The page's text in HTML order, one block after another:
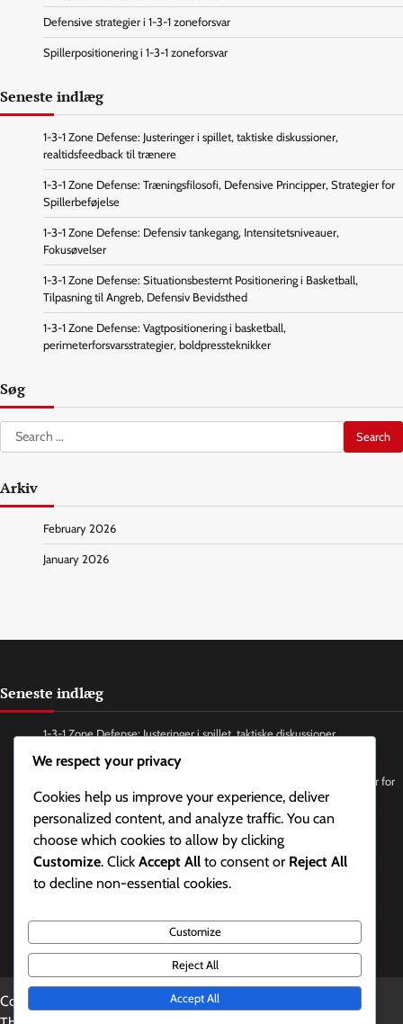
Defensive strategier i 1-3-1 zoneforsvar
Spillerpositionering i 1-3-1 zoneforsvar
Seneste indlæg
1-3-1 Zone Defense: Justeringer i spillet, taktiske diskussioner,
realtidsfeedback til trænere
1-3-1 Zone Defense: Træningsfilosofi, Defensive Principper, Strategier for
Spillerbeføjelse
1-3-1 Zone Defense: Defensiv tankegang, Intensitetsniveauer,
Fokusøvelser
1-3-1 Zone Defense: Situationsbestemt Positionering i Basketball,
Tilpasning til Angreb, Defensiv Bevidsthed
1-3-1 Zone Defense: Vagtpositionering i basketball,
perimeterforsvarsstrategier, boldpressteknikker
Søg
Search
for:
Arkiv
February 2026
January 2026
Seneste indlæg
1-3-1 Zone Defense: Justeringer i spillet, taktiske diskussioner,
1-3-1 Zone Defense: Træningsfilosofi, Defensive Principper, Strategier for
Spillerbeføjelse
1-3-1 Zone Defense: Defensiv tankegang, Intensitetsniveauer,
Fokusøvelser
1-3-1 Zone Defense: Situationsbestemt Positionering i Basketball,
1-3-1 Zone Defense: Vagtpositionering i basketball,
perimeterforsvarsstrategier, boldpressteknikker
Copyright © 2026 Theme: Updated News By
We respect your privacy
Cookies help us improve your experience, deliver
personalized content, and analyze traffic. You can
choose which cookies to allow by clicking
Customize. Click Accept All to consent or Reject All
to decline non-essential cookies.
Customize
Reject All
Accept All